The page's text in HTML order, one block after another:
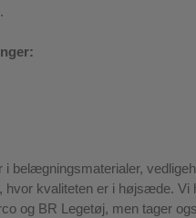
belægningsmaterialer,
hvor kvaliteten er i højsæde. Vi
og BR Legetøj, men tager